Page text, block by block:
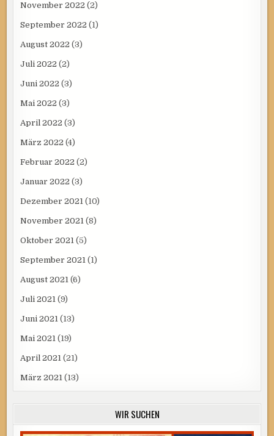
November 2022 (2)
September 2022 (1)
August 2022 (3)
Juli 2022 (2)
Juni 2022 (3)
Mai 2022 (3)
April 2022 (3)
März 2022 (4)
Februar 2022 (2)
Januar 2022 (3)
Dezember 2021 (10)
November 2021 (8)
Oktober 2021 (5)
September 2021 (1)
August 2021 (6)
Juli 2021 (9)
Juni 2021 (13)
Mai 2021 (19)
April 2021 (21)
März 2021 (13)
WIR SUCHEN